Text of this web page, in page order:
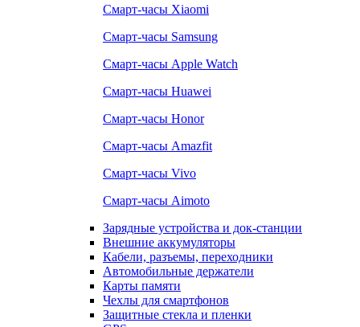
Смарт-часы Xiaomi
Смарт-часы Samsung
Смарт-часы Apple Watch
Смарт-часы Huawei
Смарт-часы Honor
Смарт-часы Amazfit
Смарт-часы Vivo
Смарт-часы Aimoto
Зарядные устройства и док-станции
Внешние аккумуляторы
Кабели, разъемы, переходники
Автомобильные держатели
Карты памяти
Чехлы для смартфонов
Защитные стекла и пленки